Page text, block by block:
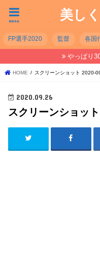
美し
menu
FP選手2020 監督 各国
やっぱり
HOME スクリーンショット 2020-
2020.09.26
スクリーンショッ